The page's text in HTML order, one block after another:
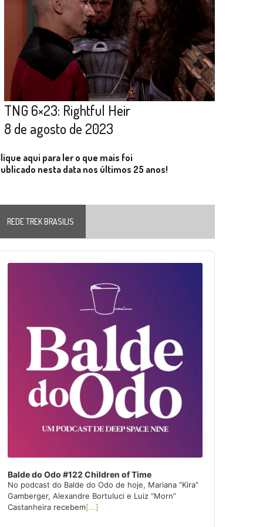
TNG 6×23: Rightful Heir
8 de agosto de 2023
aqui para ler o que mais foi
nesta data nos últimos 25 anos!
REDE TREK BRASILIS
Balde do Odo #122 Children of Time
No podcast do Balde do Odo de hoje, Mariana “Kira”
Gamberger, Alexandre Bortuluci e Luiz “Morn”
Castanheira recebem[...]